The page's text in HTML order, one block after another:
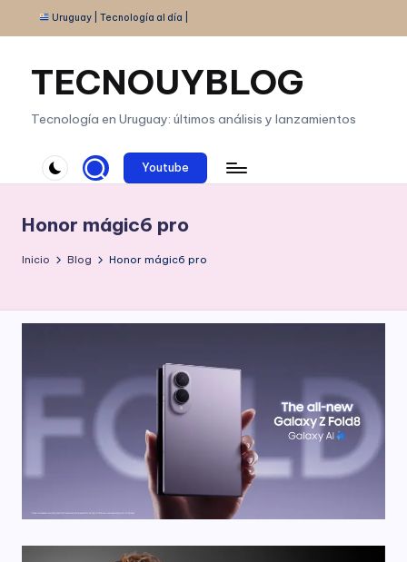
Saltar
contenido
Uruguay | Tecnología al día |
TECNOUYBLOG
Tecnología en Uruguay: últimos análisis y lanzamientos
Youtube
Honor mágic6 pro
Inicio Blog Honor mágic6 pro